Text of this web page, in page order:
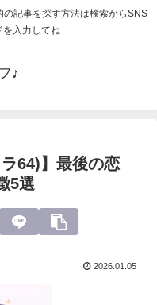
記事を探す方法は検索からSNS
を入力してね
♪
64)】最後の恋
5選
2026.01.05